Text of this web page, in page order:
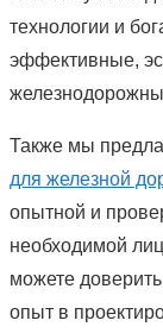
технологии и
эффективные,
Также мы
для железной
опытной и
необходимой
можете
опыт в